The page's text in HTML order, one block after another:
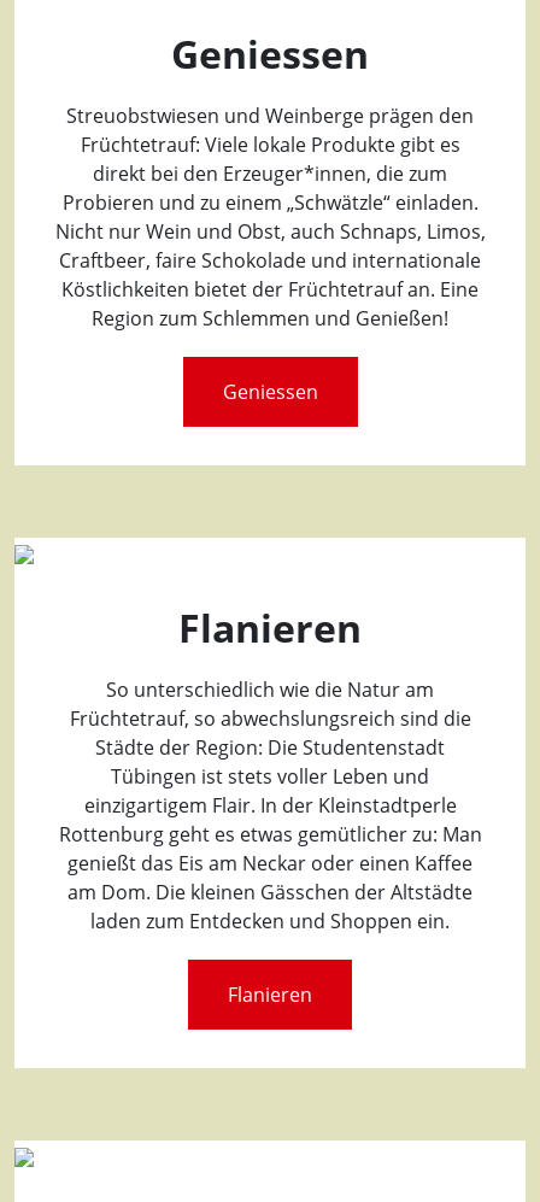
Geniessen
Streuobstwiesen und Weinberge prägen den
Früchtetrauf: Viele lokale Produkte gibt es
direkt bei den Erzeuger*innen, die zum
Probieren und zu einem „Schwätzle“ einladen.
Nicht nur Wein und Obst, auch Schnaps, Limos,
Craftbeer, faire Schokolade und internationale
Köstlichkeiten bietet der Früchtetrauf an. Eine
Region zum Schlemmen und Genießen!
Geniessen
Flanieren
So unterschiedlich wie die Natur am
Früchtetrauf, so abwechslungsreich sind die
Städte der Region: Die Studentenstadt
Tübingen ist stets voller Leben und
einzigartigem Flair. In der Kleinstadtperle
Rottenburg geht es etwas gemütlicher zu: Man
genießt das Eis am Neckar oder einen Kaffee
am Dom. Die kleinen Gässchen der Altstädte
laden zum Entdecken und Shoppen ein.
Flanieren